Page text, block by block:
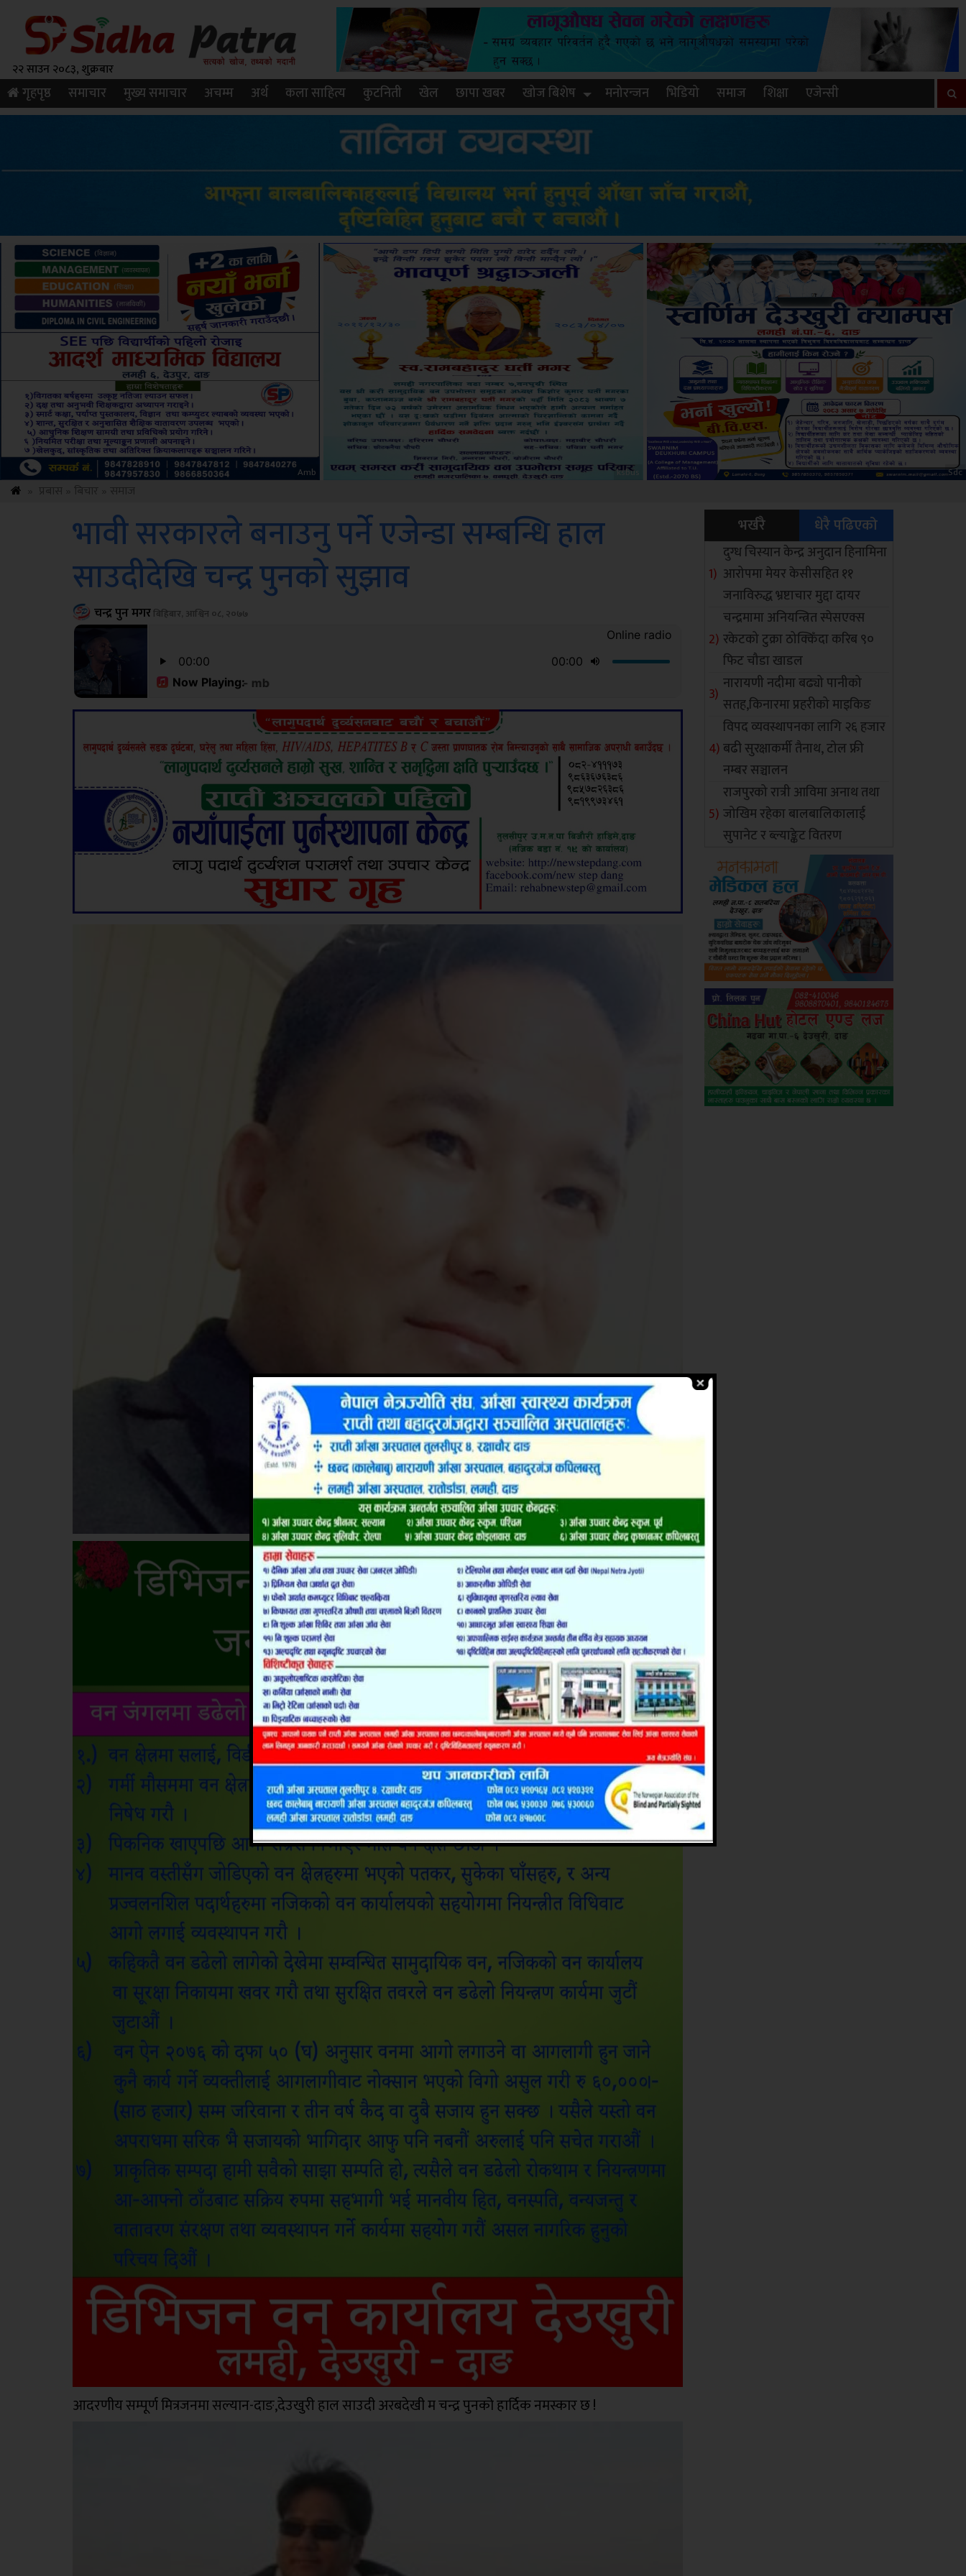
२२ साउन २०८३, शुक्रबार
गृहपृष्ठ समाचार मुख्य समाचार अचम्म अर्थ कला साहित्य कुटनिती खेल छापा खबर खोज बिशेष मनोरन्जन भिडियो समाज शिक्षा एजेन्सी
ksbus Sdc Amb
भावी सरकारले बनाउनु पर्ने एजेन्डा सम्बन्धि हाल
साउदीदेखि चन्द्र पुनको सुझाव
चन्द्र पुन मगरबिहिबार, आश्विन ०८, २०७७
आदरणीय सम्पूर्ण मित्रजनमा सल्यान-दाङ,देउखुरी हाल साउदी अरबदेखी म चन्द्र पुनको हार्दिक नमस्कार छ !
भर्खरै धेरै पढिएको
दुग्ध चिस्यान केन्द्र अनुदान हिनामिना
आरोपमा मेयर केसीसहित ११
जनाविरुद्ध भ्रष्टाचार मुद्दा दायर
चन्द्रमामा अनियन्त्रित स्पेसएक्स
रकेटको टुक्रा ठोक्किँदा करिब ९०
फिट चौडा खाडल
नारायणी नदीमा बढ्यो पानीको
सतह,किनारमा प्रहरीको माइकिङ
विपद व्यवस्थापनका लागि २६ हजार
बढी सुरक्षाकर्मी तैनाथ, टोल फ्री
नम्बर सञ्चालन
राजपुरको रात्री आविमा अनाथ तथा
जोखिम रहेका बालबालिकालाई
सुपानेट र ब्ल्याङ्केट वितरण